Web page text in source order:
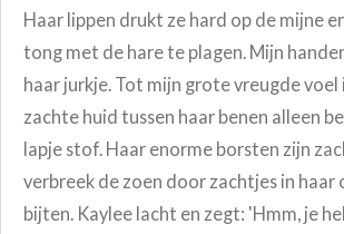
Haar lippen drukt ze hard op de mijne
tong met de hare te plagen. Mijn
haar jurkje. Tot mijn grote vreugde voel
zachte huid tussen haar benen alleen
lapje stof. Haar enorme borsten zijn
verbreek de zoen door zachtjes in haar
bijten. Kaylee lacht en zegt: 'Hmm, je